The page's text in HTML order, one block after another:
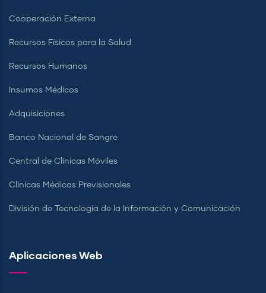
Cooperación Externa
Recursos Físicos para la Salud
Recursos Humanos
Insumos Médicos
Adquisiciones
Banco Nacional de Sangre
Central de Clínicas Móviles
Clínicas Médicas Previsionales
División de Tecnología de la Información y Comunicación
Aplicaciones Web